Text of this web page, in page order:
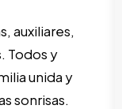
auxiliares,
Todos y
unida y
sonrisas.